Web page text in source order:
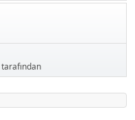
tarafından